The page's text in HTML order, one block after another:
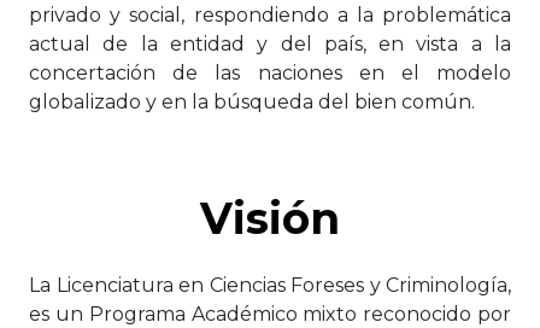
privado y social, respondiendo a la problemática
actual de la entidad y del país, en vista a la
concertación de las naciones en el modelo
globalizado y en la búsqueda del bien común.
Visión
La Licenciatura en Ciencias Foreses y Criminología,
es un Programa Académico mixto reconocido por